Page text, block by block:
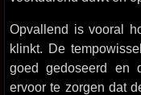
Opvallend is vooral
klinkt. De
goed gedoseerd en
ervoor te zorgen dat